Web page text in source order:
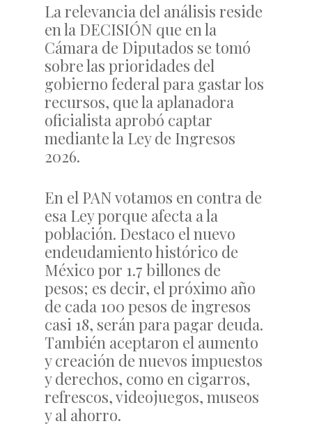
La relevancia del análisis reside
en la DECISIÓN que en la
Cámara de Diputados se tomó
sobre las prioridades del
gobierno federal para gastar los
recursos, que la aplanadora
oficialista aprobó captar
mediante la Ley de Ingresos
2026.
En el PAN votamos en contra de
esa Ley porque afecta a la
población. Destaco el nuevo
endeudamiento histórico de
México por 1.7 billones de
pesos; es decir, el próximo año
de cada 100 pesos de ingresos
casi 18, serán para pagar deuda.
También aceptaron el aumento
y creación de nuevos impuestos
y derechos, como en cigarros,
refrescos, videojuegos, museos
y al ahorro.